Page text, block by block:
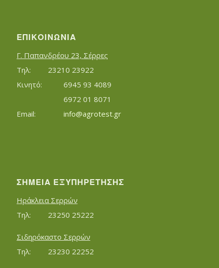
ΕΠΙΚΟΙΝΩΝΊΑ
Γ. Παπανδρέου 23, Σέρρες
Τηλ:		23210 23922
Κινητό:		6945 93 4089
			6972 01 8071
info@agrotest.gr
ΣΗΜΕΊΑ ΕΞΥΠΗΡΈΤΗΣΗΣ
Ηράκλεια Σερρών
Τηλ:		23250 25222
Σιδηρόκαστο Σερρών
Τηλ:		23230 22252